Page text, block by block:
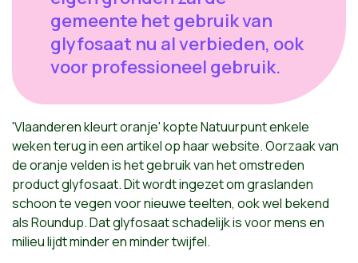
gemeente het gebruik van
glyfosaat nu al verbieden, ook
voor professioneel gebruik.
'Vlaanderen kleurt oranje' kopte Natuurpunt enkele
weken terug in een artikel op haar website. Oorzaak van
de oranje velden is het gebruik van het omstreden
product glyfosaat. Dit wordt ingezet om graslanden
schoon te vegen voor nieuwe teelten, ook wel bekend
als Roundup. Dat glyfosaat schadelijk is voor mens en
milieu lijdt minder en minder twijfel.